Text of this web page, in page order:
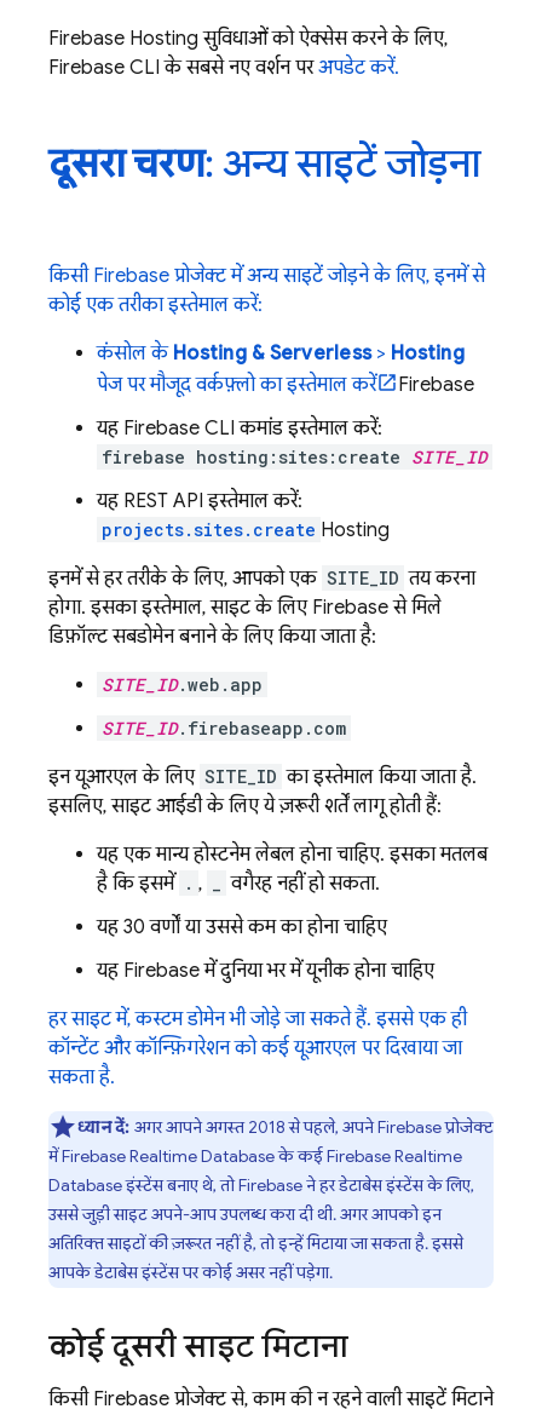
Firebase Hosting सुविधाओं को ऐक्सेस करने के लिए,
Firebase CLI के सबसे नए वर्शन परअपडेट करें.
दूसरा चरण: अन्य साइटें जोड़ना
किसी Firebase प्रोजेक्ट में अन्य साइटें जोड़ने के लिए, इनमें से
कोई एक तरीका इस्तेमाल करें:
कंसोल के Hosting & Serverless> Hosting
पेज पर मौजूद वर्कफ़्लो का इस्तेमाल करें
Firebase
यह Firebase CLI कमांड इस्तेमाल करें:
firebase hosting:sites:create SITE_ID
यह REST API इस्तेमाल करें:
projects.sites.create Hosting
इनमें से हर तरीके के लिए, आपको एक SITE_ID तय करना
होगा. इसका इस्तेमाल, साइट के लिए Firebase से मिले
डिफ़ॉल्ट सबडोमेन बनाने के लिए किया जाता है:
SITE_ID.web.app
SITE_ID.firebaseapp.com
इन यूआरएल के लिए SITE_ID का इस्तेमाल किया जाता है.
इसलिए, साइट आईडी के लिए ये ज़रूरी शर्तें लागू होती हैं:
यह एक मान्य होस्टनेम लेबल होना चाहिए. इसका मतलब
है कि इसमें . ,
वगैरह नहीं हो सकता.
यह 30 वर्णों या उससे कम का होना चाहिए
यह Firebase में दुनिया भर में यूनीक होना चाहिए
हर साइट में, कस्टम डोमेन भी जोड़े जा सकते हैं. इससे एक ही
कॉन्टेंट और कॉन्फ़िगरेशन को कई यूआरएल पर दिखाया जा
सकता है.
ध्यान दें: अगर आपने अगस्त 2018 से पहले, अपने Firebase प्रोजेक्ट
में Firebase Realtime Database के कईFirebase Realtime
Databaseइंस्टेंस बनाए थे, तो Firebase ने हर डेटाबेस इंस्टेंस के लिए,
उससे जुड़ी साइट अपने-आप उपलब्ध करा दी थी. अगर आपको इन
अतिरिक्त साइटों की ज़रूरत नहीं है, तो इन्हें मिटाया जा सकता है. इससे
आपके डेटाबेस इंस्टेंस पर कोई असर नहीं पड़ेगा.
कोई दूसरी साइट मिटाना
किसी Firebase प्रोजेक्ट से, काम की न रहने वाली साइटें मिटाने